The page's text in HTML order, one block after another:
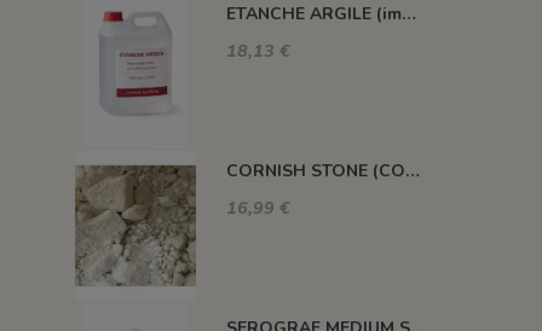
ETANCHE ARGILE (impermeabilisant pour pièce poreuse)
18,13 €
CORNISH STONE (CORNWALL STONE)
16,99 €